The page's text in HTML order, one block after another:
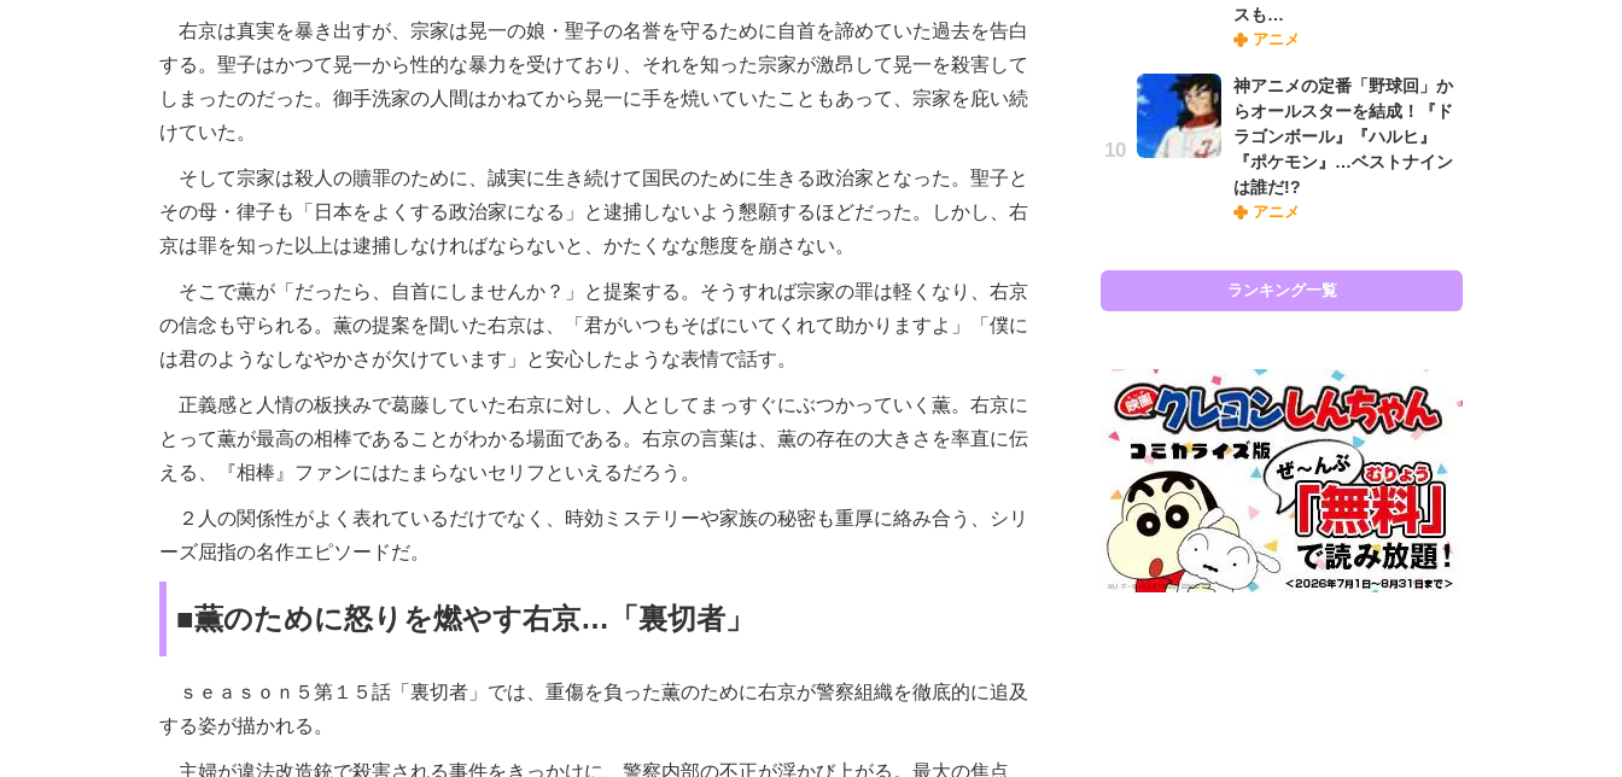
右京は真実を暴き出すが、宗家は晃一の娘・聖子の名誉を守るために自首を諦めていた過去を告白
する。聖子はかつて晃一から性的な暴力を受けており、それを知った宗家が激昂して晃一を殺害して
しまったのだった。御手洗家の人間はかねてから晃一に手を焼いていたこともあって、宗家を庇い続
けていた。
そして宗家は殺人の贖罪のために、誠実に生き続けて国民のために生きる政治家となった。聖子と
その母・律子も「日本をよくする政治家になる」と逮捕しないよう懇願するほどだった。しかし、右
京は罪を知った以上は逮捕しなければならないと、かたくなな態度を崩さない。
そこで薫が「だったら、自首にしませんか？」と提案する。そうすれば宗家の罪は軽くなり、右京
の信念も守られる。薫の提案を聞いた右京は、「君がいつもそばにいてくれて助かりますよ」「僕に
は君のようなしなやかさが欠けています」と安心したような表情で話す。
正義感と人情の板挟みで葛藤していた右京に対し、人としてまっすぐにぶつかっていく薫。右京に
とって薫が最高の相棒であることがわかる場面である。右京の言葉は、薫の存在の大きさを率直に伝
える、『相棒』ファンにはたまらないセリフといえるだろう。
２人の関係性がよく表れているだけでなく、時効ミステリーや家族の秘密も重厚に絡み合う、シリ
ーズ屈指の名作エピソードだ。
■薫のために怒りを燃やす右京…「裏切者」
ｓｅａｓｏｎ５第１５話「裏切者」では、重傷を負った薫のために右京が警察組織を徹底的に追及
する姿が描かれる。
主婦が違法改造銃で殺害される事件をきっかけに、警察内部の不正が浮かび上がる。最大の焦点
スも…
アニメ
神アニメの定番「野球回」か
らオールスターを結成！『ド
ラゴンボール』『ハルヒ』
『ポケモン』…ベストナイン
は誰だ!?
アニメ
ランキング一覧